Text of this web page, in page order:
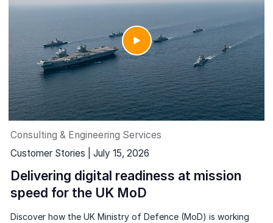
Consulting & Engineering Services
Customer Stories | July 15, 2026
Delivering digital readiness at mission
speed for the UK MoD
Discover how the UK Ministry of Defence (MoD) is working